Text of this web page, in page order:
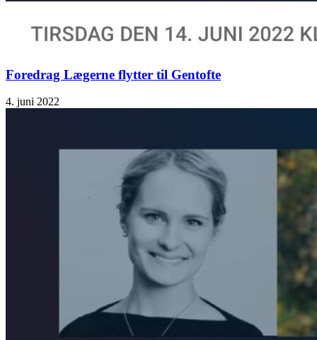
Foredrag Lægerne flytter til Gentofte
4. juni 2022